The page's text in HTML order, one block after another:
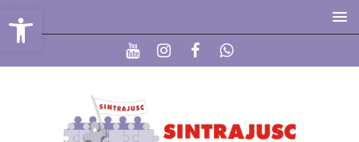
Abrir a barra de ferramentas